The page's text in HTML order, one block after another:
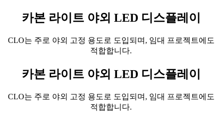
카본 라이트 야외 LED 디스플레이
CLO는 주로 야외 고정 용도로 도입되며, 임대 프로젝트에도
적합합니다.
카본 라이트 야외 LED 디스플레이
CLO는 주로 야외 고정 용도로 도입되며, 임대 프로젝트에도
적합합니다.